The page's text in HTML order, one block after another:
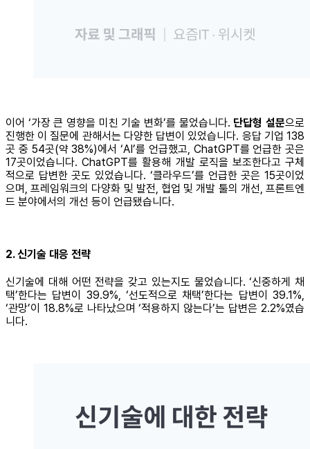
이어 ‘가장 큰 영향을 미친 기술 변화’를 물었습니다. 단답형 설문으로
진행한 이 질문에 관해서는 다양한 답변이 있었습니다. 응답 기업 138
곳 중 54곳(약 38%)에서 ‘AI’를 언급했고, ChatGPT를 언급한 곳은
17곳이었습니다. ChatGPT를 활용해 개발 로직을 보조한다고 구체
적으로 답변한 곳도 있었습니다. ‘클라우드’를 언급한 곳은 15곳이었
으며, 프레임워크의 다양화 및 발전, 협업 및 개발 툴의 개선, 프론트엔
드 분야에서의 개선 등이 언급됐습니다.
2. 신기술 대응 전략
신기술에 대해 어떤 전략을 갖고 있는지도 물었습니다. ‘신중하게 채
택’한다는 답변이 39.9%, ‘선도적으로 채택’한다는 답변이 39.1%,
‘관망’이 18.8%로 나타났으며 ‘적용하지 않는다’는 답변은 2.2%였습
니다.